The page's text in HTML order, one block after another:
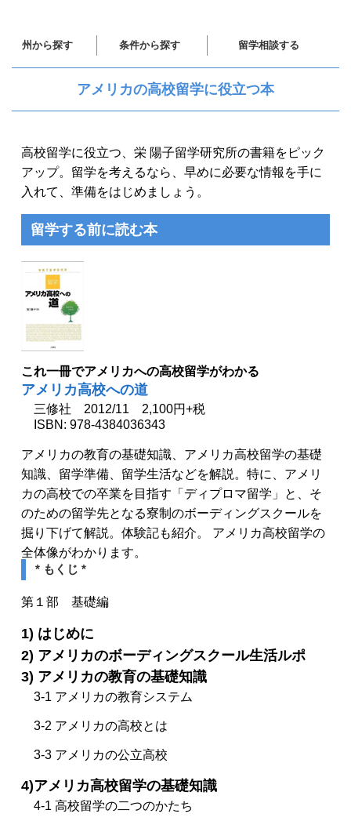
州から探す 条件から探す 留学相談する
アメリカの高校留学に役立つ本
高校留学に役立つ、栄 陽子留学研究所の書籍をピック
アップ。留学を考えるなら、早めに必要な情報を手に
入れて、準備をはじめましょう。
留学する前に読む本
これ一冊でアメリカへの高校留学がわかる
アメリカ高校への道
三修社 2012/11 2,100円+税
ISBN: 978-4384036343
アメリカの教育の基礎知識、アメリカ高校留学の基礎
知識、留学準備、留学生活などを解説。特に、アメリ
カの高校での卒業を目指す「ディプロマ留学」と、そ
のための留学先となる寮制のボーディングスクールを
掘り下げて解説。体験記も紹介。 アメリカ高校留学の
全体像がわかります。
* もくじ *
第１部 基礎編
1) はじめに
2) アメリカのボーディングスクール生活ルポ
3) アメリカの教育の基礎知識
3-1 アメリカの教育システム
3-2 アメリカの高校とは
3-3 アメリカの公立高校
4)アメリカ高校留学の基礎知識
4-1 高校留学の二つのかたち